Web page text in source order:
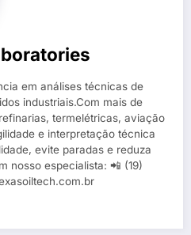
em análises técnicas de
industriais.Com mais de
termelétricas, aviação
e interpretação técnica
evite paradas e reduza
nosso especialista: 📲 (19)